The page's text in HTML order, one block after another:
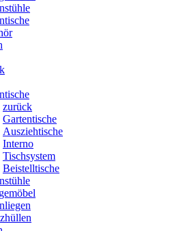
zurück
Gartentische
Ausziehtische
Interno
Tischsystem
Beistelltische